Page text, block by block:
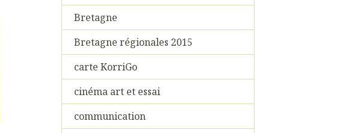
Bretagne
Bretagne régionales 2015
carte KorriGo
cinéma art et essai
communication